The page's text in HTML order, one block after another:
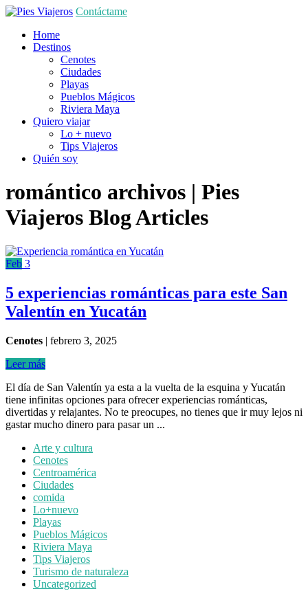
Contáctame
Home
Destinos
Cenotes
Ciudades
Playas
Pueblos Mágicos
Riviera Maya
Quiero viajar
Lo + nuevo
Tips Viajeros
Quién soy
romántico archivos | Pies
Viajeros Blog Articles
Feb 3
5 experiencias románticas para este San
Valentín en Yucatán
Cenotes | febrero 3, 2025
Leer más
El día de San Valentín ya esta a la vuelta de la esquina y Yucatán
tiene infinitas opciones para ofrecer experiencias románticas,
divertidas y relajantes. No te preocupes, no tienes que ir muy lejos ni
gastar mucho dinero para pasar un ...
Arte y cultura
Cenotes
Centroamérica
Ciudades
comida
Lo+nuevo
Playas
Pueblos Mágicos
Riviera Maya
Tips Viajeros
Turismo de naturaleza
Uncategorized